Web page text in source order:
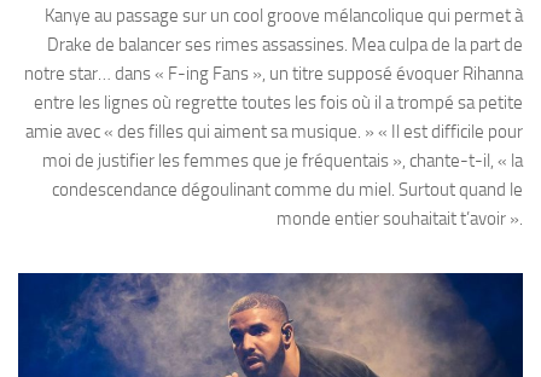
Kanye au passage sur un cool groove mélancolique qui permet à
Drake de balancer ses rimes assassines. Mea culpa de la part de
notre star… dans « F-ing Fans », un titre supposé évoquer Rihanna
entre les lignes où regrette toutes les fois où il a trompé sa petite
amie avec « des filles qui aiment sa musique. » « Il est difficile pour
moi de justifier les femmes que je fréquentais », chante-t-il, « la
condescendance dégoulinant comme du miel. Surtout quand le
monde entier souhaitait t’avoir ».